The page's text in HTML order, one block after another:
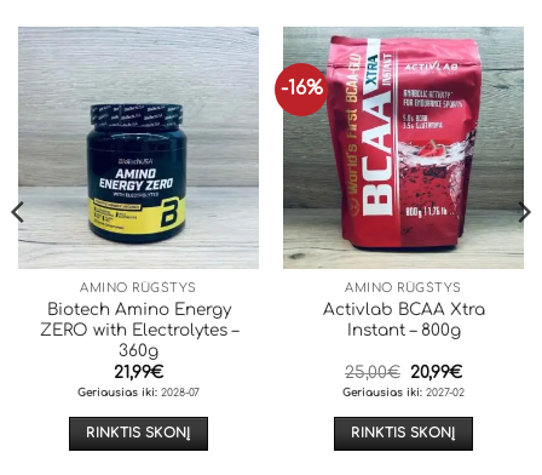
AMINO RŪGŠTYS
Biotech Amino Energy
ZERO with Electrolytes –
360g
21,99€
Geriausias iki: 2028-07
RINKTIS SKONĮ
-16%
AMINO RŪGŠTYS
Activlab BCAA Xtra
Instant – 800g
25,00€
Original
price
25,00€.
20,99€Current
price
20,99€.
Geriausias iki: 2027-02
RINKTIS SKONĮ